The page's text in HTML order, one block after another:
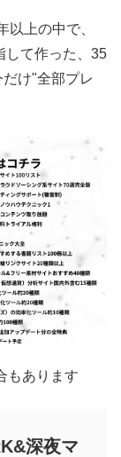
上の中で、
して作った、35
け"全部プレ
もあります
深夜マ